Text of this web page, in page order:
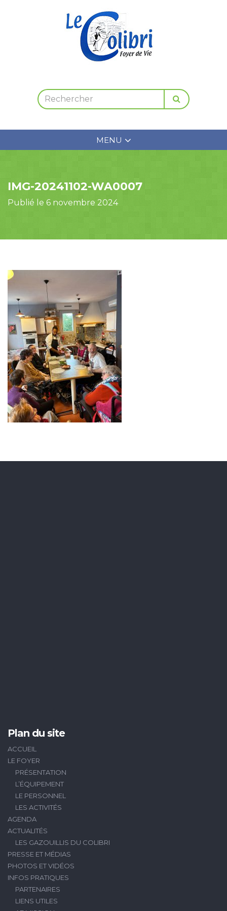
MENU
IMG-20241102-WA0007
Publié le 6 novembre 2024
Plan du site
ACCUEIL
LE FOYER
PRÉSENTATION
L’ÉQUIPEMENT
LE PERSONNEL
LES ACTIVITÉS
AGENDA
ACTUALITÉS
LES GAZOUILLIS DU COLIBRI
PRESSE ET MÉDIAS
PHOTOS ET VIDÉOS
INFOS PRATIQUES
PARTENAIRES
LIENS UTILES